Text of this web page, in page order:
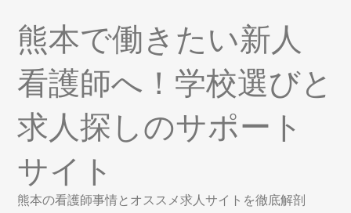
熊本で働きたい新人
看護師へ！学校選びと
求人探しのサポート
サイト
熊本の看護師事情とオススメ求人サイトを徹底解剖